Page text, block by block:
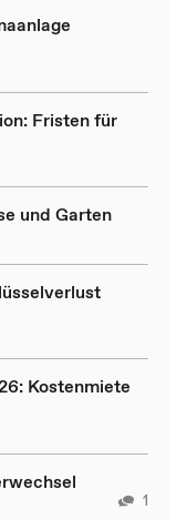
Fristen für
und Garten
Kostenmiete
1